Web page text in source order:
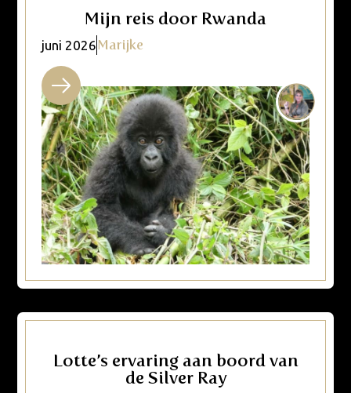
Mijn reis door Rwanda
juni 2026 Marijke
Lotte’s ervaring aan boord van
de Silver Ray